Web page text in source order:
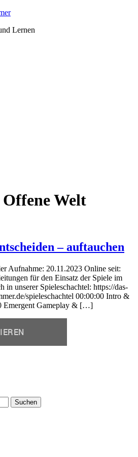
Lernen
Offene Welt
– auftauchen
Aufnahme: 20.11.2023 Online seit:
für den Einsatz der Spiele im
in unserer Spieleschachtel: https://das-
spieleschachtel 00:00:00 Intro &
Emergent Gameplay & […]